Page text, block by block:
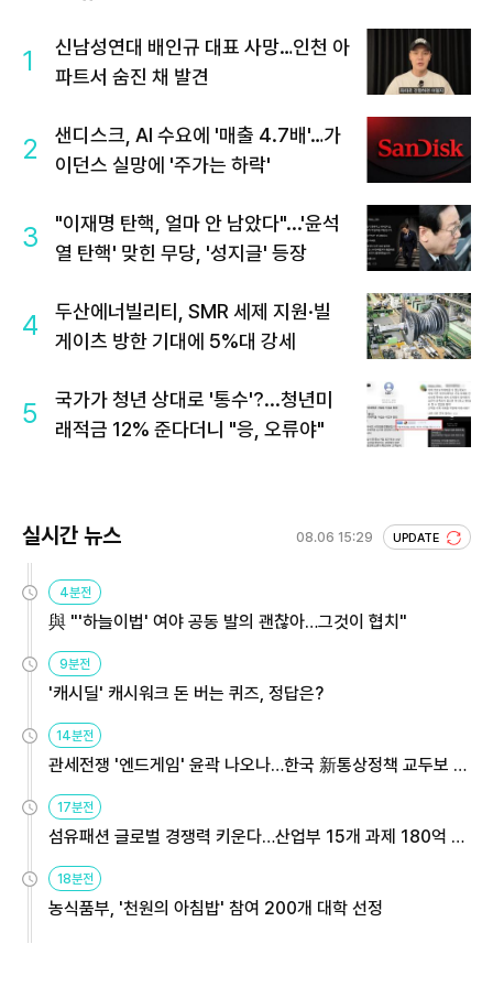
1
신남성연대 배인규 대표 사망…인천 아
파트서 숨진 채 발견
2
샌디스크, AI 수요에 '매출 4.7배'…가
이던스 실망에 '주가는 하락'
3
"이재명 탄핵, 얼마 안 남았다"...'윤석
열 탄핵' 맞힌 무당, '성지글' 등장
4
두산에너빌리티, SMR 세제 지원·빌
게이츠 방한 기대에 5%대 강세
5
국가가 청년 상대로 '통수'?...청년미
래적금 12% 준다더니 "응, 오류야"
실시간 뉴스 08.06 15:29 UPDATE
4분전
與 "'하늘이법' 여야 공동 발의 괜찮아…그것이 협치"
9분전
'캐시딜' 캐시워크 돈 버는 퀴즈, 정답은?
14분전
관세전쟁 '엔드게임' 윤곽 나오나…한국 新통상정책 교두보 활
17분전
섬유패션 글로벌 경쟁력 키운다…산업부 15개 과제 180억 지
18분전
농식품부, '천원의 아침밥' 참여 200개 대학 선정